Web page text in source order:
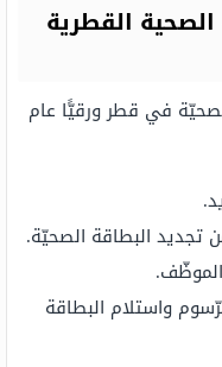
القطرية
في قطر ورقيًّا عام
تجديد البطاقة الصحيّة.
واستلام البطاقة